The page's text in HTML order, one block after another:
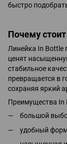
быстро
Почему
Линейка In Bottle
ценят
стабильное
превращается в
сохраняя яркий
Преимущества In
большой
удобный